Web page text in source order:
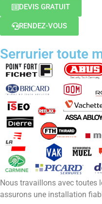
DEVIS GRATUIT
RENDEZ-VOUS
Serrurier toute
Nous travaillons avec toutes
assurons une installation